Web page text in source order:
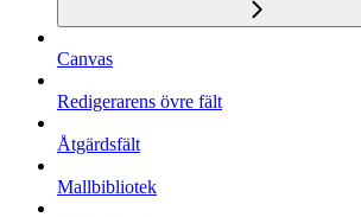
Canvas
Redigerarens övre fält
Åtgärdsfält
Mallbibliotek